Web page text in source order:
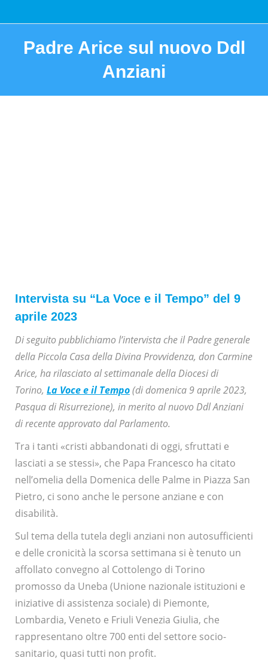
Padre Arice sul nuovo Ddl
Anziani
Intervista su “La Voce e il Tempo” del 9
aprile 2023
Di seguito pubblichiamo l’intervista che il Padre generale
della Piccola Casa della Divina Provvidenza, don Carmine
Arice, ha rilasciato al settimanale della Diocesi di
Torino, La Voce e il Tempo(di domenica 9 aprile 2023,
Pasqua di Risurrezione), in merito al nuovo Ddl Anziani
di recente approvato dal Parlamento.
Tra i tanti «cristi abbandonati di oggi, sfruttati e
lasciati a se stessi», che Papa Francesco ha citato
nell’omelia della Domenica delle Palme in Piazza San
Pietro, ci sono anche le persone anziane e con
disabilità.
Sul tema della tutela degli anziani non autosufficienti
e delle cronicità la scorsa settimana si è tenuto un
affollato convegno al Cottolengo di Torino
promosso da Uneba (Unione nazionale istituzioni e
iniziative di assistenza sociale) di Piemonte,
Lombardia, Veneto e Friuli Venezia Giulia, che
rappresentano oltre 700 enti del settore socio-
sanitario, quasi tutti non profit.